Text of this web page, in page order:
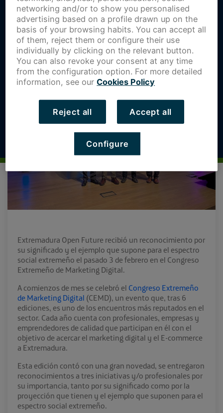
Extremadura Open Future recibió un reconocimiento por
su significado y el ejemplo que supone para el espectro
social extremeño el pasado 3 de febrero en el Congreso
Extremeño de Marketing Digital.
A comienzos de mes se celebró el Congreso Extremeño
de Marketing Digital (CEMD), un evento que, tras 6
ediciones, es uno de los encuentros más reputados en el
sector. Cada año cuenta con profesionales, empresas y
emprendedores de calidad que participan en él con el
objetivo de acercar el marketing digital y el E-commerce
a Extremadura.
Esta edición contó con una gran novedad, se entregaron
reconocimientos a tres iniciativas y/o profesionales por
su importancia, tanto por su significado como por la
proyección que tienen y el ejemplo que suponen para el
espectro social extremeño.
networking and/or to show you personalised
advertising based on a profile drawn up on the
basis of your browsing habits. You can accept all
of them, reject them or configure their use
individually by clicking on the relevant button.
You can also revoke your consent at any time
from the configuration option. For more detailed
information, see our Cookies Policy
Reject all Accept all
Configure